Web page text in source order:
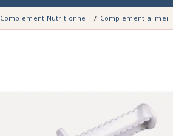
Complément Nutritionnel Complément